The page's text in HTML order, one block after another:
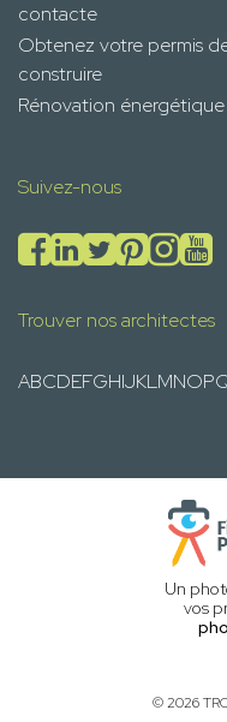
contacte
Obtenez votre permis
construire
Rénovation énergétique
Suivez-nous
Trouver nos architectes
ABCDEFGHIJKLMNOP
Un
vos
© 2026